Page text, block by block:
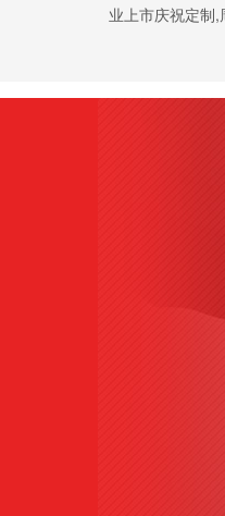
业上市庆祝定制